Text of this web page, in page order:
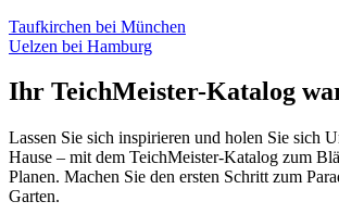
Taufkirchen bei München
Uelzen bei Hamburg
Ihr TeichMeister-Katalog
Lassen Sie sich inspirieren und holen Sie sich
Hause – mit dem TeichMeister-Katalog zum
Planen. Machen Sie den ersten Schritt zum
Garten.